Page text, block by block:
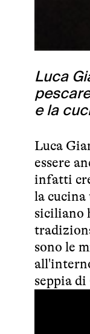
Luca
e la
Luca
essere
infatti
la
siciliano
sono le
seppia